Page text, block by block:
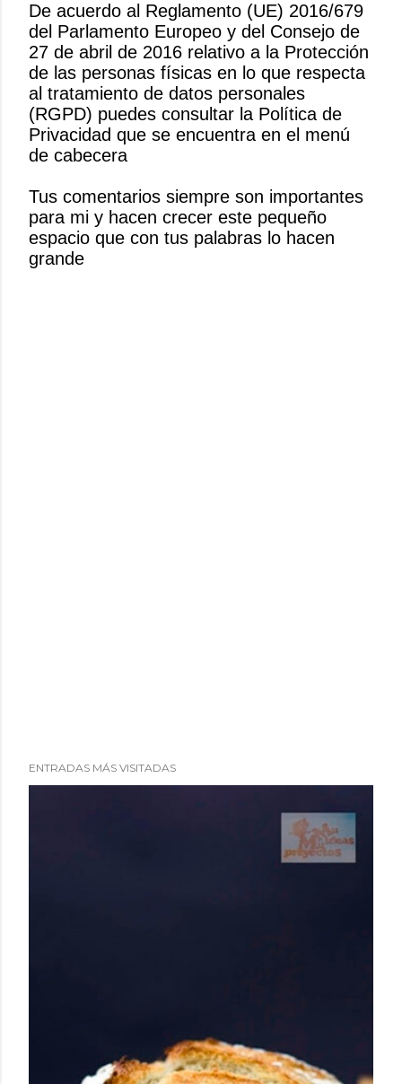
P
u
b
l
i
c
a
u
n
c
o
De acuerdo al Reglamento (UE) 2016/679
del Parlamento Europeo y del Consejo de
27 de abril de 2016 relativo a la Protección
de las personas físicas en lo que respecta
al tratamiento de datos personales
(RGPD) puedes consultar la Política de
Privacidad que se encuentra en el menú
de cabecera
Tus comentarios siempre son importantes
para mi y hacen crecer este pequeño
espacio que con tus palabras lo hacen
grande
ENTRADAS MÁS VISITADAS